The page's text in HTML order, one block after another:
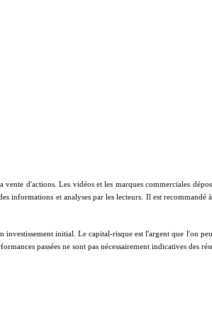
d'actions. Les vidéos et les marques commerciales
informations et analyses par les lecteurs. Il est recommandé
initial. Le capital-risque est l'argent que l'on
passées ne sont pas nécessairement indicatives des